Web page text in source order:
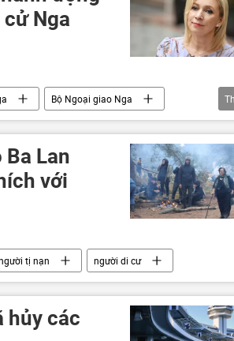
Nga
Bộ Ngoại giao Nga
Chính trị
Lan
với
tị nạn người di cư
hủy các